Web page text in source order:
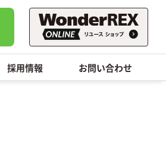
採用情報 お問い合わせ